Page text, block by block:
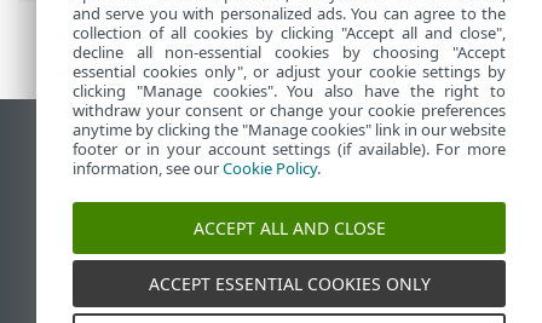
Visualizza sito desktop
End of Life
ESET Knowledge Base
ESET Status Portal
Supporto regionale
and serve you with personalized ads. You can agree to the
collection of all cookies by clicking "Accept all and close",
decline all non-essential cookies by choosing "Accept
essential cookies only", or adjust your cookie settings by
clicking "Manage cookies". You also have the right to
withdraw your consent or change your cookie preferences
anytime by clicking the "Manage cookies" link in our website
footer or in your account settings (if available). For more
information, see ourCookie Policy.
ACCEPT ALL AND CLOSE
ACCEPT ESSENTIAL COOKIES ONLY